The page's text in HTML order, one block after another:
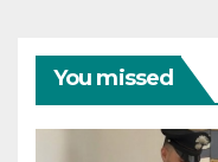
You missed